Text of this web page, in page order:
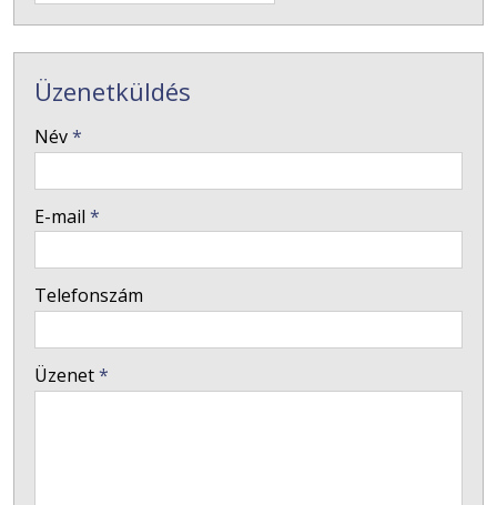
Üzenetküldés
-
Név*
E-mail *
Telefonszám
Üzenet*